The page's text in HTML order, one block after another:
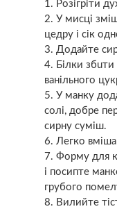
Розігріти
У мисці
цедру і сік
Додайте
Білки
ванільного
У манку
солі, добре
сирну суміш.
Легко
Форму для
і посипте
грубого
Вилийте